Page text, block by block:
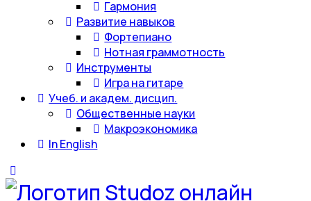
Гармония
Развитие навыков
Фортепиано
Нотная граммотность
Инструменты
Игра на гитаре
Учеб. и академ. дисцип.
Общественные науки
Макроэкономика
In English